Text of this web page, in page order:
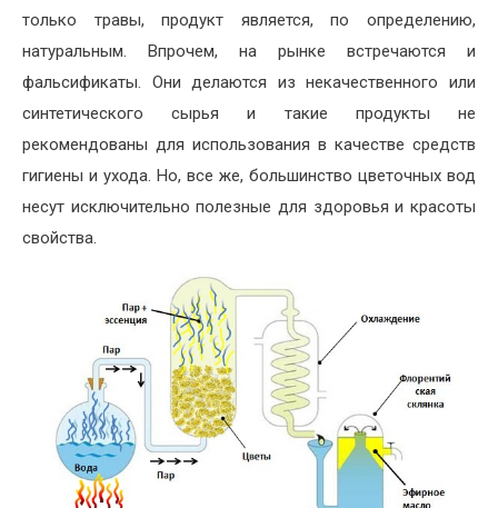
только травы, продукт является, по определению,
натуральным. Впрочем, на рынке встречаются и
фальсификаты. Они делаются из некачественного или
синтетического сырья и такие продукты не
рекомендованы для использования в качестве средств
гигиены и ухода. Но, все же, большинство цветочных вод
несут исключительно полезные для здоровья и красоты
свойства.